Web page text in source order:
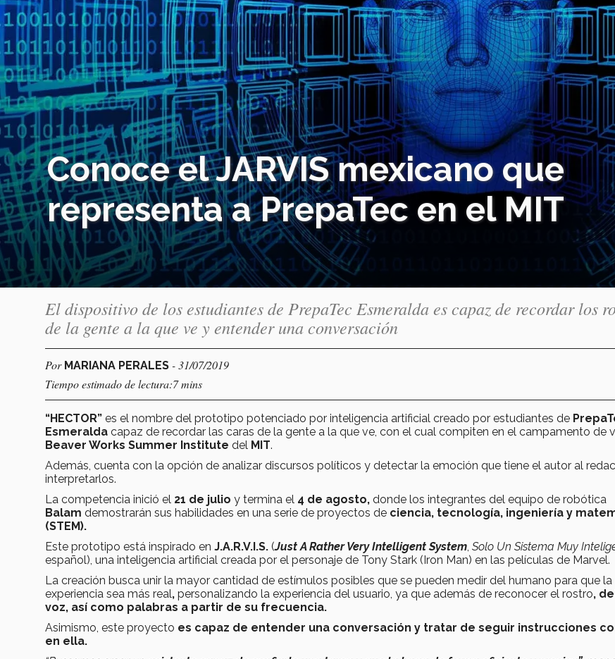
Conoce el JARVIS mexicano que
representa a PrepaTec en el MIT
El dispositivo de los estudiantes de PrepaTec Esmeralda es capaz de recordar los
de la gente a la que ve y entender una conversación
Por MARIANA PERALES - 31/07/2019
Tiempo estimado de lectura:7 mins
“HECTOR” es el nombre del prototipo potenciado por inteligencia artificial creado por estudiantes de
Esmeralda capaz de recordar las caras de la gente a la que ve, con el cual compiten en el campamento de
Beaver Works Summer Institute del MIT.
Además, cuenta con la opción de analizar discursos políticos y detectar la emoción que tiene el autor al
interpretarlos.
La competencia inició el 21 de julio y termina el 4 de agosto, donde los integrantes del equipo de robótica
Balam demostrarán sus habilidades en una serie de proyectos de ciencia, tecnología, ingeniería y
(STEM).
Este prototipo está inspirado en J.A.R.V.I.S. (Just A Rather Very Intelligent System Solo Un Sistema Muy
español), una inteligencia artificial creada por el personaje de Tony Stark (Iron Man) en las películas de Marvel.
La creación busca unir la mayor cantidad de estímulos posibles que se pueden medir del humano para que la
experiencia sea más real, personalizando la experiencia del usuario, ya que además de reconocer el rostro,
voz, así como palabras a partir de su frecuencia.
Asimismo, este proyecto es capaz de entender una conversación y tratar de seguir instrucciones
en ella.